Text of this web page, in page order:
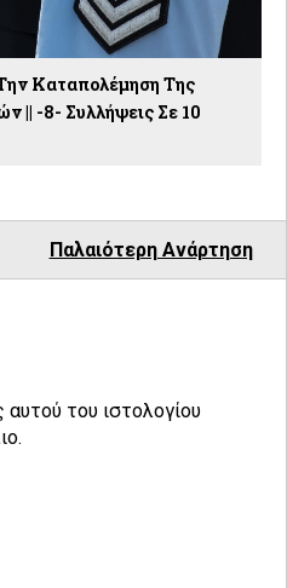
Καταπολέμηση Της
|| -8- Συλλήψεις Σε 10
Παλαιότερη Ανάρτηση
του ιστολογίου